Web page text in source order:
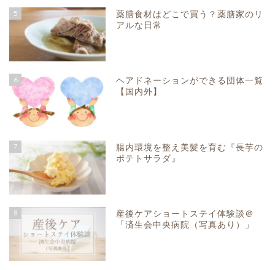
5
薬膳食材はどこで買う？薬膳家のリ
アルな日常
6
ヘアドネーションができる団体一覧
【国内外】
7
腸内環境を整え美髪を育む『長芋の
ポテトサラダ』
8
産後ケアショートステイ体験談＠
「済生会中央病院（写真あり）」